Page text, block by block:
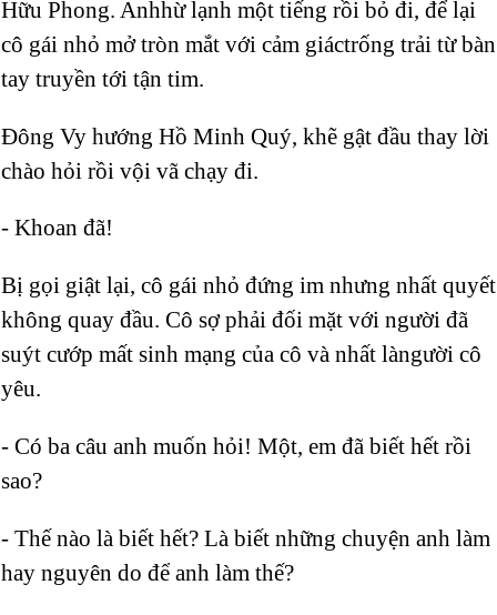
Hữu Phong. Anhhừ lạnh một tiếng rồi bỏ đi, để lại
cô gái nhỏ mở tròn mắt với cảm giáctrống trải từ bàn
tay truyền tới tận tim.
Đông Vy hướng Hồ Minh Quý, khẽ gật đầu thay lời
chào hỏi rồi vội vã chạy đi.
- Khoan đã!
Bị gọi giật lại, cô gái nhỏ đứng im nhưng nhất quyết
không quay đầu. Cô sợ phải đối mặt với người đã
suýt cướp mất sinh mạng của cô và nhất làngười cô
yêu.
- Có ba câu anh muốn hỏi! Một, em đã biết hết rồi
sao?
- Thế nào là biết hết? Là biết những chuyện anh làm
hay nguyên do để anh làm thế?